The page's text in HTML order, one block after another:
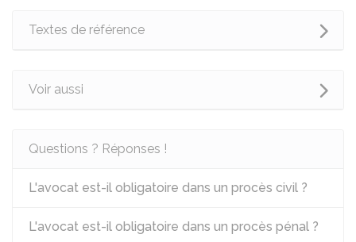
Textes de référence
Voir aussi
Questions ? Réponses !
L'avocat est-il obligatoire dans un procès civil ?
L'avocat est-il obligatoire dans un procès pénal ?